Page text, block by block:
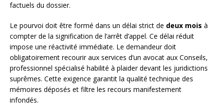
factuels du dossier.
Le pourvoi doit être formé dans un délai strict de deux mois à
compter de la signification de l’arrêt d’appel. Ce délai réduit
impose une réactivité immédiate. Le demandeur doit
obligatoirement recourir aux services d’un avocat aux Conseils,
professionnel spécialisé habilité à plaider devant les juridictions
suprêmes. Cette exigence garantit la qualité technique des
mémoires déposés et filtre les recours manifestement
infondés.